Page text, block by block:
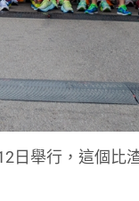
日舉行，這個比